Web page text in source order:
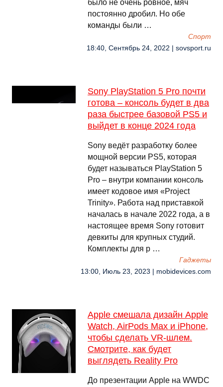
было не очень ровное, мяч
постоянно дробил. Но обе
команды были …
Спорт
18:40, Сентябрь 24, 2022 | sovsport.ru
Sony PlayStation 5 Pro почти
готова – консоль будет в два
раза быстрее базовой PS5 и
выйдет в конце 2024 года
Sony ведёт разработку более
мощной версии PS5, которая
будет называться PlayStation 5
Pro – внутри компании консоль
имеет кодовое имя «Project
Trinity». Работа над приставкой
началась в начале 2022 года, а в
настоящее время Sony готовит
девкиты для крупных студий.
Комплекты для р …
Гаджеты
13:00, Июль 23, 2023 | mobidevices.com
Apple смешала дизайн Apple
Watch, AirPods Max и iPhone,
чтобы сделать VR-шлем.
Смотрите, как будет
выглядеть Reality Pro
До презентации Apple на WWDC